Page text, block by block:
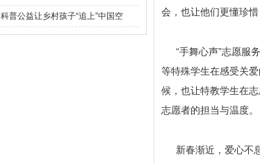
科普公益让乡村孩子“追上”中国空
会，也让他们更懂珍
“手舞心声”志愿服
等特殊学生在感受关
候，也让特教学生在
志愿者的担当与温度。
新春渐近，爱心不